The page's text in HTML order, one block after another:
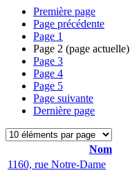
Première page
Page précédente
Page 1
Page 2 (page actuelle)
Page 3
Page 4
Page 5
Page suivante
Dernière page
Nom
1160, rue Notre-Dame